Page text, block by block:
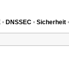
• DNSSEC • Sicherheit